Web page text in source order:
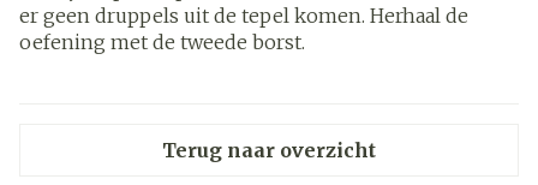
er geen druppels uit de tepel komen. Herhaal de
oefening met de tweede borst.
Terug naar overzicht